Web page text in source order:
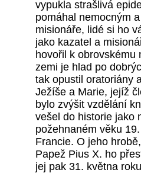
vypukla strašlivá
pomáhal nemocným
misionáře, lidé si ho
jako kazatel a
hovořil k obrovskému
zemi je hlad po
tak opustil oratoriány
Ježíše a Marie, jejíž
bylo zvýšit vzdělání
vešel do historie jako
požehnaném věku
Francie. O jeho
Papež Pius X. ho
jej pak 31. května